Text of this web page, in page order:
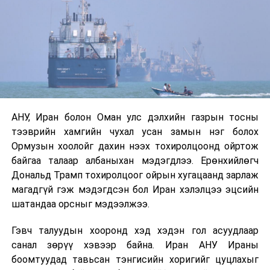
нэмэгдэж, хуурайшилт эрчимжих төлөвтэй байгааг
анхааруулсан бөгөөд энэ нь гал унтраах ажиллагаанд
шинэ сорилт учруулж болзошгүйг онцолжээ.
АНУ, Иран болон Оман улс дэлхийн газрын тосны
тээврийн хамгийн чухал усан замын нэг болох
Ормузын хоолойг дахин нээх тохиролцоонд ойртож
байгаа талаар албаныхан мэдэгдлээ. Ерөнхийлөгч
Дональд Трамп тохиролцоог ойрын хугацаанд зарлаж
магадгүй гэж мэдэгдсэн бол Иран хэлэлцээ эцсийн
шатандаа орсныг мэдээлжээ.
Гэвч талуудын хооронд хэд хэдэн гол асуудлаар
санал зөрүү хэвээр байна. Иран АНУ Ираны
боомтуудад тавьсан тэнгисийн хоригийг цуцлахыг